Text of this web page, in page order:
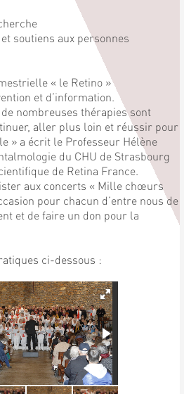
recherche
soutiens aux personnes
« le Retino »
et d’information.
nombreuses thérapies sont
aller plus loin et réussir pour
» a écrit le Professeur Hélène
du CHU de Strasbourg
de Retina France.
aux concerts « Mille chœurs
pour chacun d’entre nous de
et de faire un don pour la
ci-dessous :